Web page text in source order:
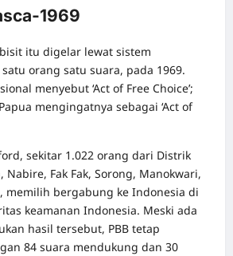
1969
itu digelar lewat sistem
orang satu suara, pada 1969.
menyebut ‘Act of Free Choice’;
mengingatnya sebagai ‘Act of
sekitar 1.022 orang dari Distrik
Nabire, Fak Fak, Sorong, Manokwari,
memilih bergabung ke Indonesia di
keamanan Indonesia. Meski ada
hasil tersebut, PBB tetap
84 suara mendukung dan 30